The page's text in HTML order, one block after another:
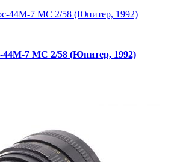
44М-7 МС 2/58 (Юпитер, 1992)